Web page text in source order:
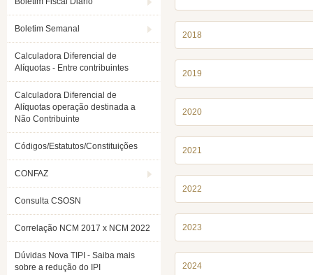
Boletim Semanal
Calculadora Diferencial de
Alíquotas - Entre contribuintes
Calculadora Diferencial de
Alíquotas operação destinada a
Não Contribuinte
Códigos/Estatutos/Constituições
CONFAZ
Consulta CSOSN
Correlação NCM 2017 x NCM 2022
Dúvidas Nova TIPI - Saiba mais
sobre a redução do IPI
2018
2019
2020
2021
2022
2023
2024